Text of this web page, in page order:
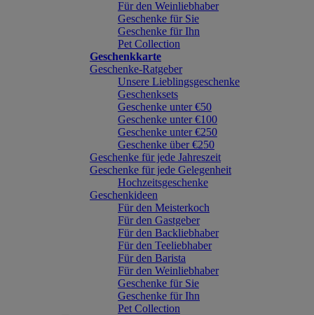
Für den Weinliebhaber
Geschenke für Sie
Geschenke für Ihn
Pet Collection
Geschenkkarte
Geschenke-Ratgeber
Unsere Lieblingsgeschenke
Geschenksets
Geschenke unter €50
Geschenke unter €100
Geschenke unter €250
Geschenke über €250
Geschenke für jede Jahreszeit
Geschenke für jede Gelegenheit
Hochzeitsgeschenke
Geschenkideen
Für den Meisterkoch
Für den Gastgeber
Für den Backliebhaber
Für den Teeliebhaber
Für den Barista
Für den Weinliebhaber
Geschenke für Sie
Geschenke für Ihn
Pet Collection